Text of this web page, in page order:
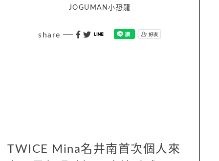
JOGUMAN小恐龍
share
TWICE Mina名井南首次個人來